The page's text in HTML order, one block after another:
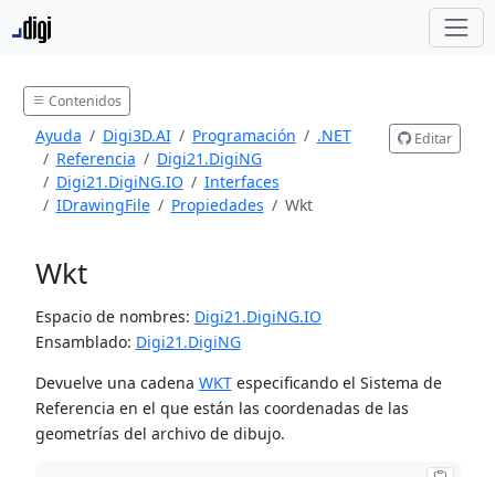
Contenidos
Ayuda Digi3D.AI Programación
.NET
Referencia
Digi21.DigiNG
Digi21.DigiNG.IO
Interfaces
IDrawingFile
Propiedades Wkt
Editar
Wkt
Espacio de nombres: Digi21.DigiNG.IO
Ensamblado: Digi21.DigiNG
Devuelve una cadena WKTespecificando el Sistema de
Referencia en el que están las coordenadas de las
geometrías del archivo de dibujo.